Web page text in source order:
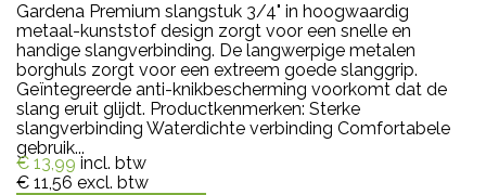
Gardena Premium slangstuk 3/4" in hoogwaardig
metaal-kunststof design zorgt voor een snelle en
handige slangverbinding. De langwerpige metalen
borghuls zorgt voor een extreem goede slanggrip.
Geïntegreerde anti-knikbescherming voorkomt dat de
slang eruit glijdt. Productkenmerken: Sterke
slangverbinding Waterdichte verbinding Comfortabele
gebruik...
€ 13,99 incl. btw
€ 11,56 excl. btw